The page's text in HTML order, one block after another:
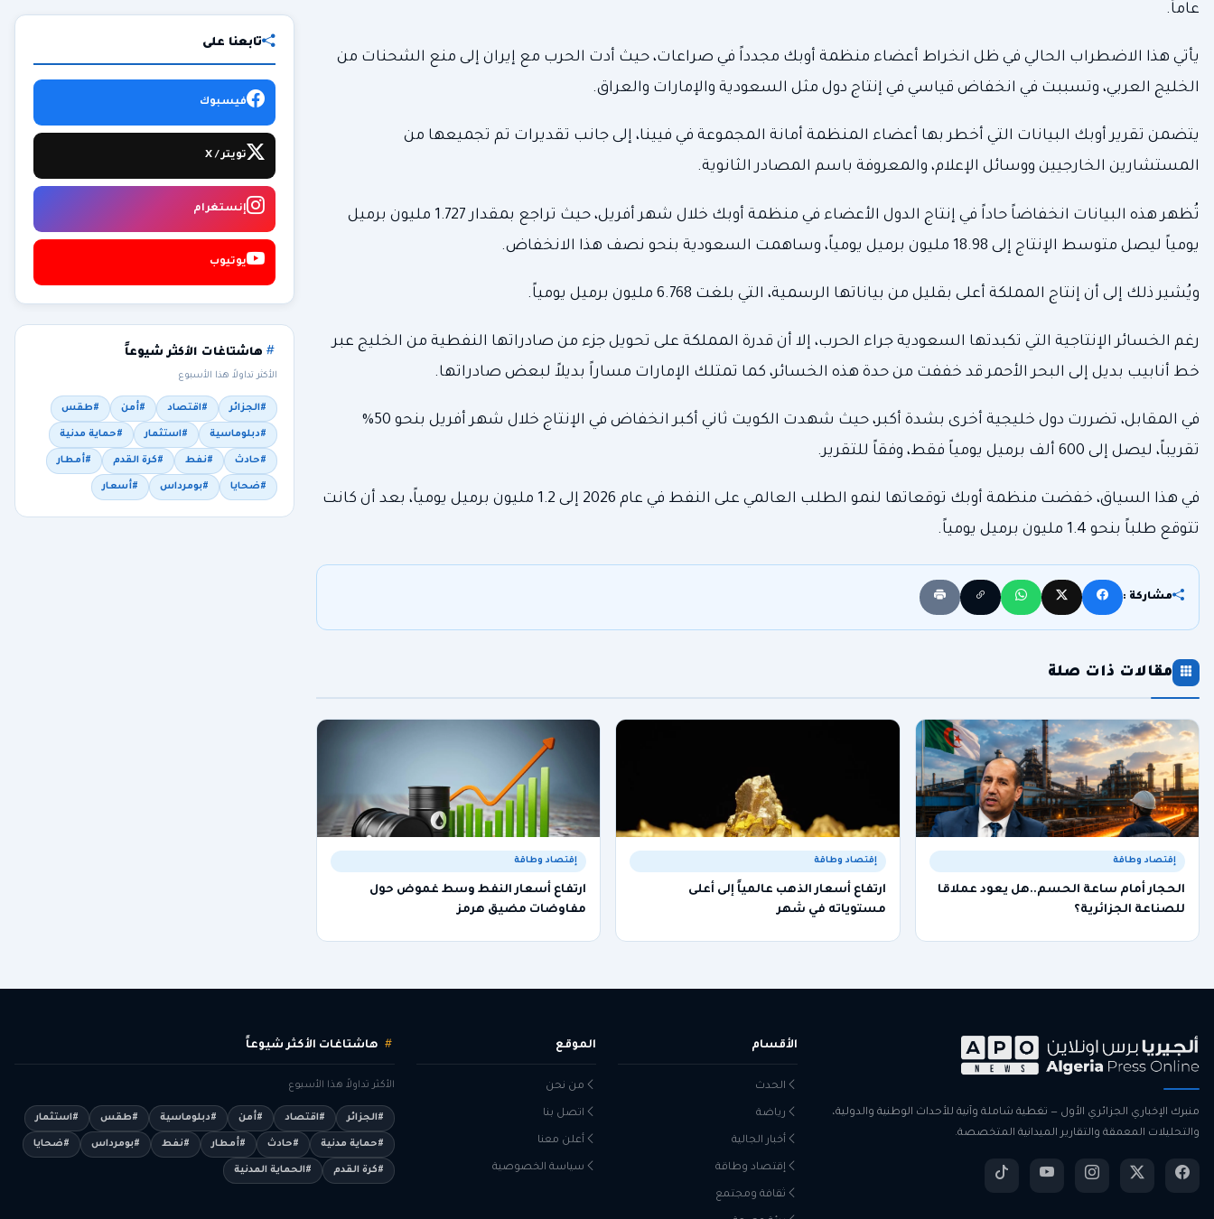
عاماً.
يأتي هذا الاضطراب الحالي في ظل انخراط أعضاء منظمة أوبك مجدداً في صراعات، حيث أدت الحرب مع إيران إلى منع الشحنات من
الخليج العربي، وتسببت في انخفاض قياسي في إنتاج دول مثل السعودية والإمارات والعراق.
يتضمن تقرير أوبك البيانات التي أخطر بها أعضاء المنظمة أمانة المجموعة في فيينا، إلى جانب تقديرات تم تجميعها من
المستشارين الخارجيين ووسائل الإعلام، والمعروفة باسم المصادر الثانوية.
تُظهر هذه البيانات انخفاضاً حاداً في إنتاج الدول الأعضاء في منظمة أوبك خلال شهر أفريل، حيث تراجع بمقدار 1.727 مليون برميل
يومياً ليصل متوسط الإنتاج إلى 18.98 مليون برميل يومياً، وساهمت السعودية بنحو نصف هذا الانخفاض.
ويُشير ذلك إلى أن إنتاج المملكة أعلى بقليل من بياناتها الرسمية، التي بلغت 6.768 مليون برميل يومياً.
رغم الخسائر الإنتاجية التي تكبدتها السعودية جراء الحرب، إلا أن قدرة المملكة على تحويل جزء من صادراتها النفطية من الخليج عبر
خط أنابيب بديل إلى البحر الأحمر قد خففت من حدة هذه الخسائر، كما تمتلك الإمارات مساراً بديلاً لبعض صادراتها.
في المقابل، تضررت دول خليجية أخرى بشدة أكبر، حيث شهدت الكويت ثاني أكبر انخفاض في الإنتاج خلال شهر أفريل بنحو 50%
تقريباً، ليصل إلى 600 ألف برميل يومياً فقط، وفقاً للتقرير.
في هذا السياق، خفضت منظمة أوبك توقعاتها لنمو الطلب العالمي على النفط في عام 2026 إلى 1.2 مليون برميل يومياً، بعد أن كانت
تتوقع طلباً بنحو 1.4 مليون برميل يومياً.
مشاركة :
مقالات ذات صلة
إقتصاد وطاقة
الحجار أمام ساعة الحسم..هل يعود عملاقا
للصناعة الجزائرية؟
إقتصاد وطاقة
ارتفاع أسعار الذهب عالمياً إلى أعلى
مستوياته في شهر
إقتصاد وطاقة
ارتفاع أسعار النفط وسط غموض حول
مفاوضات مضيق هرمز
تابعنا على
فيسبوك
تويتر / X
إنستغرام
يوتيوب
هاشتاغات الأكثر شيوعاً
الأكثر تداولاً هذا الأسبوع
#الجزائر #اقتصاد #أمن #طقس
#دبلوماسية #استثمار #حماية مدنية
#حادث #نفط #كرة القدم #أمطار
#ضحايا #بومرداس #أسعار
منبرك الإخباري الجزائري الأول — تغطية شاملة وآنية للأحداث الوطنية والدولية،
والتحليلات المعمقة والتقارير الميدانية المتخصصة.
الأقسام
الحدث
رياضة
أخبار الجالية
إقتصاد وطاقة
ثقافة ومجتمع
الموقع
من نحن
اتصل بنا
أعلن معنا
سياسة الخصوصية
هاشتاغات الأكثر شيوعاً
الأكثر تداولاً هذا الأسبوع
#الجزائر #اقتصاد #أمن #دبلوماسية #طقس #استثمار
#حماية مدنية #حادث #أمطار #نفط #بومرداس #ضحايا
#كرة القدم #الحماية المدنية